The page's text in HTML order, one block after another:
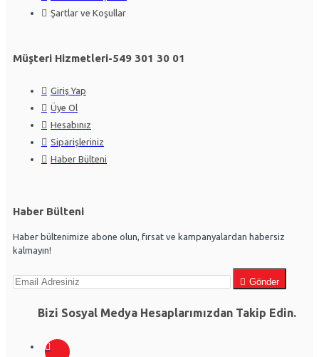
Şartlar ve Koşullar
Müşteri Hizmetleri-549 301 30 01
Giriş Yap
Üye Ol
Hesabınız
Siparişleriniz
Haber Bülteni
Haber Bülteni
Haber bültenimize abone olun, fırsat ve kampanyalardan habersiz
kalmayın!
Gönder
Bizi Sosyal Medya Hesaplarımızdan Takip Edin.